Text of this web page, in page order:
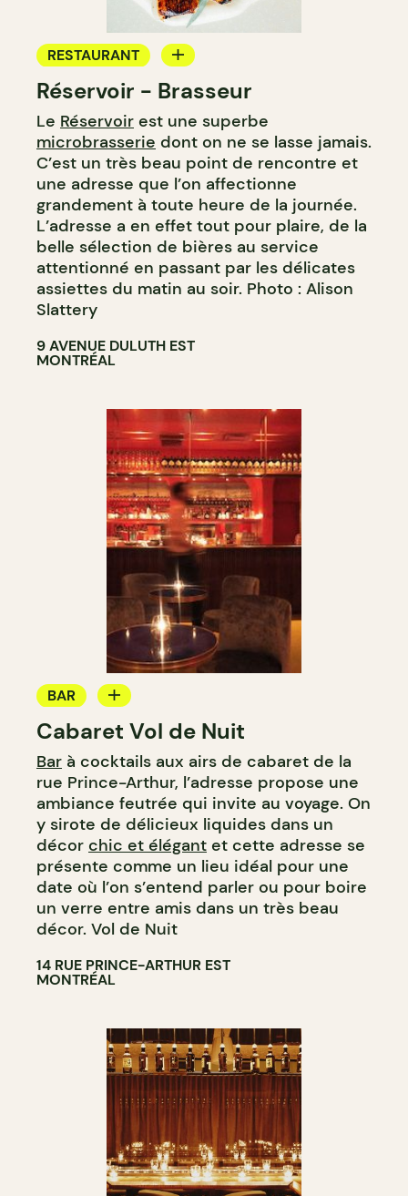
RESTAURANT
MICROBRASSERIE
Réservoir - Brasseur
Le Réservoir est une superbe
microbrasserie dont on ne se lasse jamais.
C’est un très beau point de rencontre et
une adresse que l’on affectionne
grandement à toute heure de la journée.
L’adresse a en effet tout pour plaire, de la
belle sélection de bières au service
attentionné en passant par les délicates
assiettes du matin au soir. Photo : Alison
Slattery
9 AVENUE DULUTH EST
MONTRÉAL
BAR
BAR À COCKTAIL
Cabaret Vol de Nuit
Bar à cocktails aux airs de cabaret de la
rue Prince-Arthur, l’adresse propose une
ambiance feutrée qui invite au voyage. On
y sirote de délicieux liquides dans un
décor chic et élégant et cette adresse se
présente comme un lieu idéal pour une
date où l’on s’entend parler ou pour boire
un verre entre amis dans un très beau
décor. Vol de Nuit
14 RUE PRINCE-ARTHUR EST
MONTRÉAL